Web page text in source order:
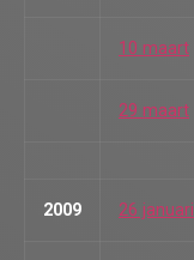
10 maart
29 maart
2009 26 januari